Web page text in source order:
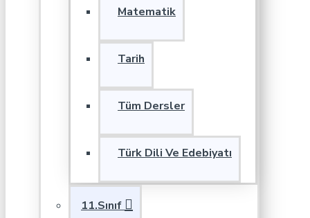
Matematik
Tarih
Tüm Dersler
Türk Dili Ve Edebiyatı
11.Sınıf